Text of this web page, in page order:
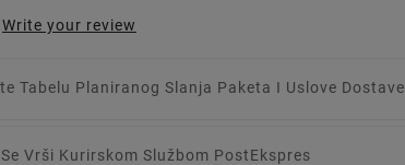
Write your review
Tabelu Planiranog Slanja Paketa I Uslove Dostave
Vrši Kurirskom Službom PostEkspres